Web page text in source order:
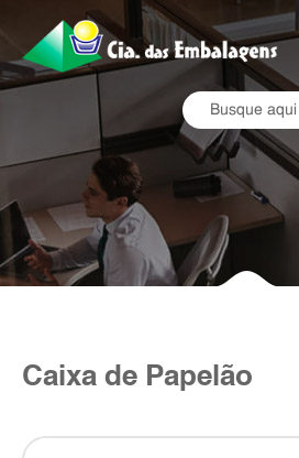
Caixa de Papelão